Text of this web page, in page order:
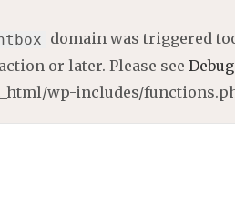
domain was triggered
action or later. Please see
wp-includes/